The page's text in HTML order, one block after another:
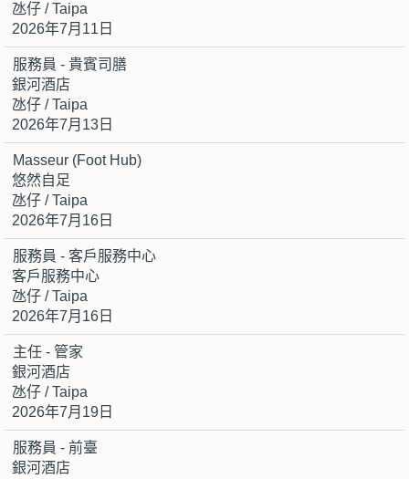
氹仔 / Taipa
2026年7月11日
服務員 - 貴賓司膳
銀河酒店
氹仔 / Taipa
2026年7月13日
Masseur (Foot Hub)
悠然自足
氹仔 / Taipa
2026年7月16日
服務員 - 客戶服務中心
客戶服務中心
氹仔 / Taipa
2026年7月16日
主任 - 管家
銀河酒店
氹仔 / Taipa
2026年7月19日
服務員 - 前臺
銀河酒店